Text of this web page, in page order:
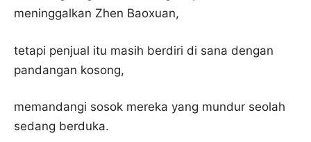
meninggalkan Zhen Baoxuan,
tetapi penjual itu masih berdiri di sana dengan
pandangan kosong,
memandangi sosok mereka yang mundur seolah
sedang berduka.